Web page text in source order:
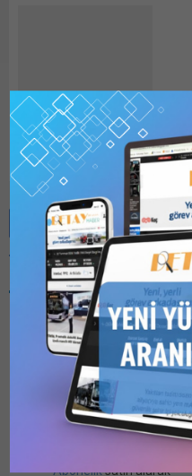
detayhaber
Benzer Konular
Bu kategori yalnızca
üyeler tarafından
görüntülenebilir. Bu
kategoriyi
görüntülemek için1
Kullanıcılı // 6 Aylık
Abonelik, 1 Kullanıcılı
// Yıllık Abonelik,3
Kullanıcılı // Yıllık
Aboneliksatın alarak